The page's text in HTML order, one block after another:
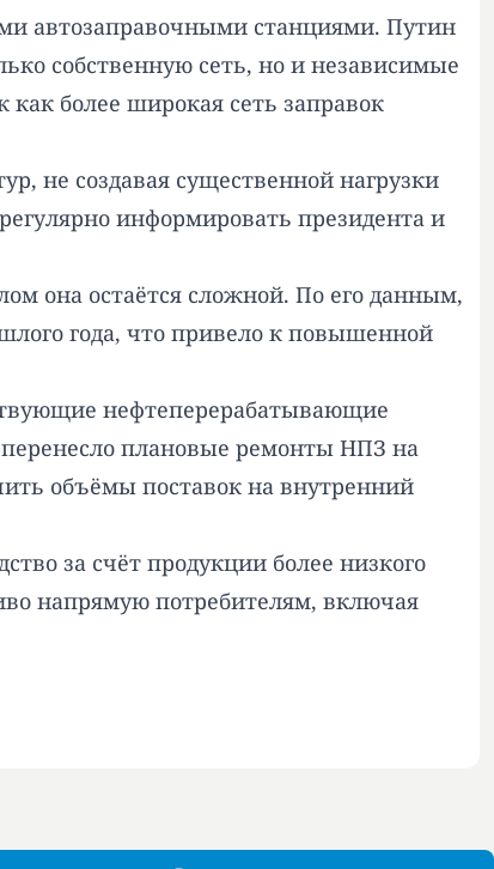
автозаправочными станциями. Путин
собственную сеть, но и независимые
более широкая сеть заправок
не создавая существенной нагрузки
информировать президента и
она остаётся сложной. По его данным,
года, что привело к повышенной
нефтеперерабатывающие
плановые ремонты НПЗ на
объёмы поставок на внутренний
за счёт продукции более низкого
напрямую потребителям, включая